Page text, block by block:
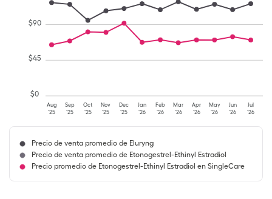
Aug
'25
Sep
'25
Oct
'25
Nov
'25
Dec
'25
Jan
'26
Feb
'26
Mar
'26
Apr
'26
May
'26
Jun
'26
Jul
'26
$0
$45
$90
Precio de venta promedio de Eluryng
Precio de venta promedio de Etonogestrel-Ethinyl Estradiol
Precio promedio de Etonogestrel-Ethinyl Estradiol en SingleCare